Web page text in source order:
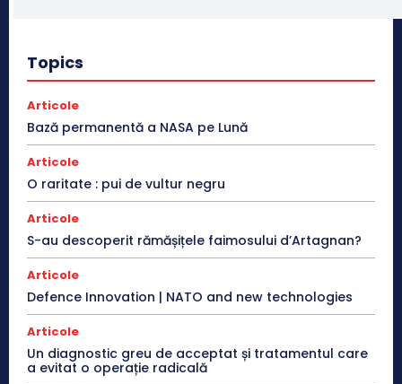
Topics
Articole
Bază permanentă a NASA pe Lună
Articole
O raritate : pui de vultur negru
Articole
S-au descoperit rămășițele faimosului d’Artagnan?
Articole
Defence Innovation | NATO and new technologies
Articole
Un diagnostic greu de acceptat și tratamentul care
a evitat o operație radicală